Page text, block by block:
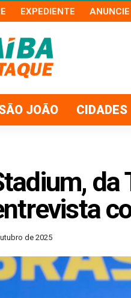
EXPEDIENTE ANUNCIE
JOÃO CIDADES
da
de 2025